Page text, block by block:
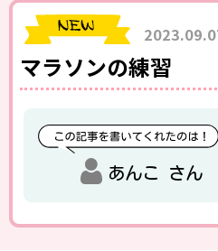
マラソンの練習
あんこ さん